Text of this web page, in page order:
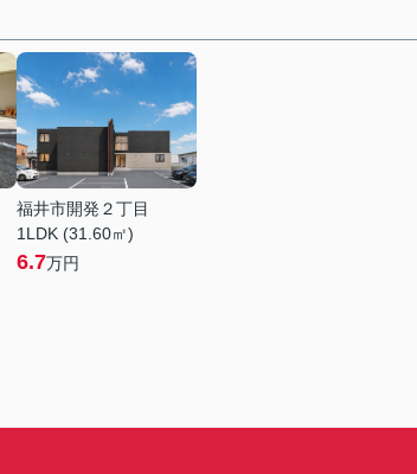
福井市開発２丁目
1LDK (31.60㎡)
6.7万円